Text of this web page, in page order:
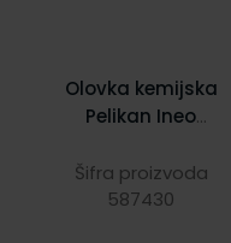
Olovka kemijska
Pelikan Ineo
u poklon kutiji
Šifra proizvoda
587430